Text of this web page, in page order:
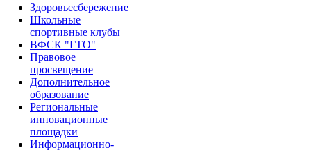
Здоровьесбережение
Школьные
спортивные клубы
ВФСК "ГТО"
Правовое
просвещение
Дополнительное
образование
Региональные
инновационные
площадки
Информационно-